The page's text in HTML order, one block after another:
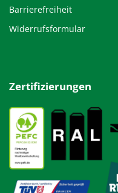
Barrierefreiheit
Widerrufsformular
Zertifizierungen